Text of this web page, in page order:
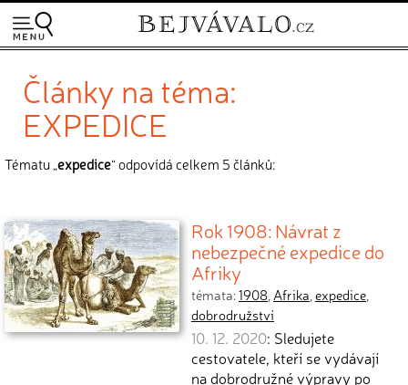
Články na téma:
EXPEDICE
Tématu „expedice“ odpovídá celkem 5 článků:
Rok 1908: Návrat z
nebezpečné expedice do
Afriky
témata:1908,Afrika,expedice,
dobrodružství
10. 12. 2020: Sledujete
cestovatele, kteří se vydávají
na dobrodružné výpravy po